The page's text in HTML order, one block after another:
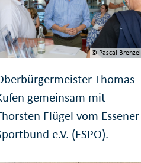
© Pascal Brenzel
Thomas
gemeinsam mit
Flügel vom Essener
e.V. (ESPO).